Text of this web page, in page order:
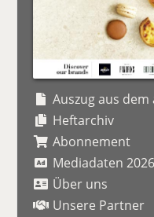
Auszug aus
Heftarchiv
Abonnement
Mediadaten 2026
Über uns
Unsere Partner